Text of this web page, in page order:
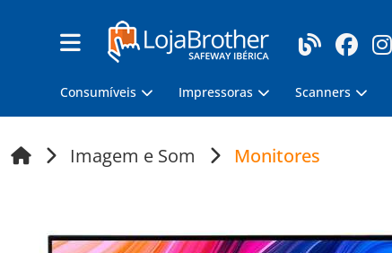
Consumíveis Impressoras Scanners
Imagem e Som Monitores